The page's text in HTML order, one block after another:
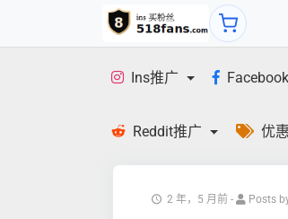
Ins推广
Reddit推广 优
2 年，5 月前 - Posts